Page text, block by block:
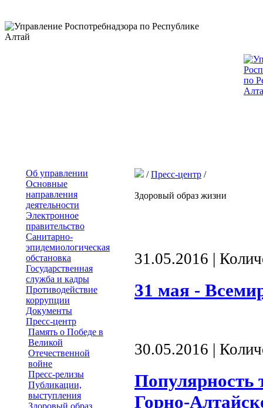
Об управлении
Основные
направления
деятельности
Электронное
правительство
Санитарно-
эпидемиологическая
обстановка
Государственная
служба и кадры
Противодействие
коррупции
Документы
Пресс-центр
Память о Победе в
Великой
Отечественной
войне
Пресс-релизы
Публикации,
выступления
Здоровый образ
/Пресс-центр /
Здоровый образ жизни
31.05.2016 |
31 мая -
30.05.2016 |
Популярность
Горно-